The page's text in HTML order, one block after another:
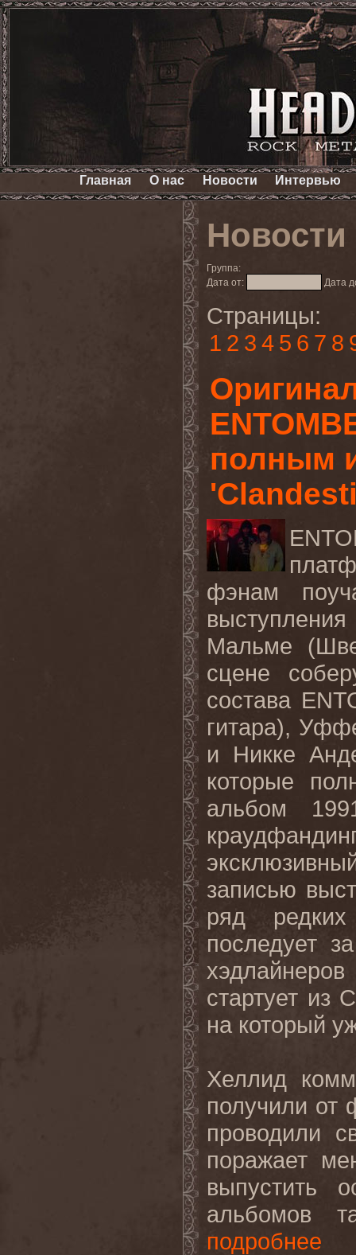
Главная О нас Новости Интервью
Новости
Группа:
Дата от:
Дата
Страницы:
1 2 3 4 5 6 7 8
полным
фэнам
Мальме
сцене
состава
гитара),
и Никке
которые
альбом
записью
ряд
последует
стартует из
на который
Хеллид
получили от
проводили
поражает
выпустить
альбомов
подробнее